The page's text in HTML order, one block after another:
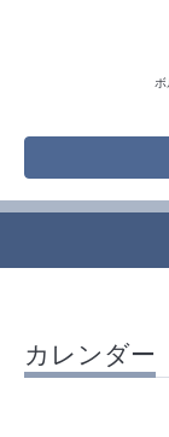
カレンダー